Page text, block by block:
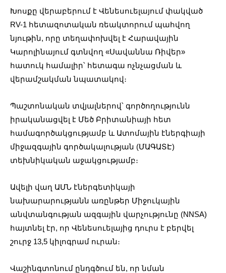
Խոսքը վերաբերում է Վենեսուելայում փակված
RV-1 հետազոտական ռեակտորում պահվող
նյութին, որը տեղափոխվել է Հարավային
Կարոլինայում գտնվող «Սավաննա Ռիվեր»
հատուկ համալիր՝ հետագա ոչնչացման և
վերամշակման նպատակով։
Պաշտոնական տվյալներով՝ գործողությունն
իրականացվել է Մեծ Բրիտանիայի հետ
համագործակցությամբ և Ատոմային էներգիայի
միջազգային գործակալության (ՄԱԳԱՏԷ)
տեխնիկական աջակցությամբ։
Ավելի վաղ ԱՄՆ էներգետիկայի
նախարարությանն առընթեր Միջուկային
անվտանգության ազգային վարչությունը (NNSA)
հայտնել էր, որ Վենեսուելայից դուրս է բերվել
շուրջ 13,5 կիլոգրամ ուրան։
Վաշինգտոնում ընդգծում են, որ նման